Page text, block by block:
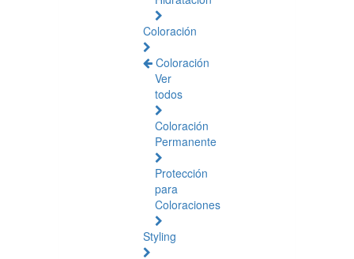
Coloración
Coloración
Ver
todos
Coloración
Permanente
Protección
para
Coloraciones
Styling